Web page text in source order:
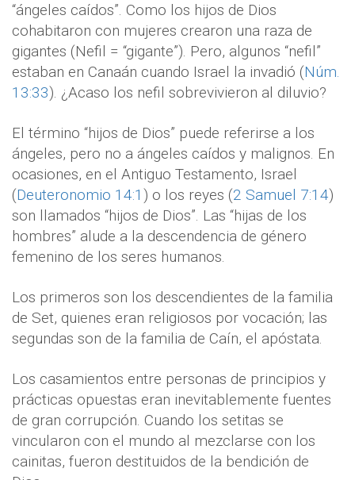
“ángeles caídos”. Como los hijos de Dios
cohabitaron con mujeres crearon una raza de
gigantes (Nefil = “gigante”). Pero, algunos “nefil”
estaban en Canaán cuando Israel la invadió (Núm.
13:33). ¿Acaso los nefil sobrevivieron al diluvio?
El término “hijos de Dios” puede referirse a los
ángeles, pero no a ángeles caídos y malignos. En
ocasiones, en el Antiguo Testamento, Israel
(Deuteronomio 14:1 ) o los reyes (2 Samuel 7:14)
son llamados “hijos de Dios”. Las “hijas de los
hombres” alude a la descendencia de género
femenino de los seres humanos.
Los primeros son los descendientes de la familia
de Set, quienes eran religiosos por vocación; las
segundas son de la familia de Caín, el apóstata.
Los casamientos entre personas de principios y
prácticas opuestas eran inevitablemente fuentes
de gran corrupción. Cuando los setitas se
vincularon con el mundo al mezclarse con los
cainitas, fueron destituidos de la bendición de